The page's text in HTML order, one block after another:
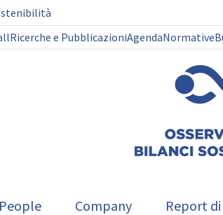
Ricerche e PubblicazioniAgendaNormative
People Company Report